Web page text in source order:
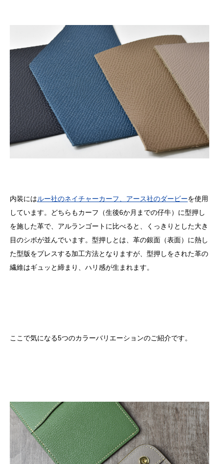
内装にはルー社のネイチャーカーフ、アース社のダービーを使用
しています。どちらもカーフ（生後6か月までの仔牛）に型押し
を施した革で、アルランゴートに比べると、くっきりとした大き
目のシボが並んでいます。型押しとは、革の銀面（表面）に熱し
た型版をプレスする加工方法となりますが、型押しをされた革の
繊維はギュッと締まり、ハリ感が生まれます。
ここで気になる5つのカラーバリエーションのご紹介です。